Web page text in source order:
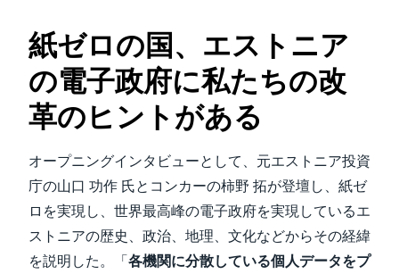
紙ゼロの国、エストニア
の電子政府に私たちの改
革のヒントがある
オープニングインタビューとして、元エストニア投資
庁の山口 功作 氏とコンカーの柿野 拓が登壇し、紙ゼ
ロを実現し、世界最高峰の電子政府を実現しているエ
ストニアの歴史、政治、地理、文化などからその経緯
を説明した。「 各機関に分散している個人データをプ